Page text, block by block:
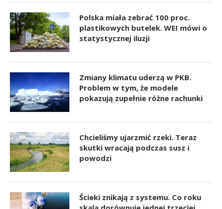
Polska miała zebrać 100 proc.
plastikowych butelek. WEI mówi o
statystycznej iluzji
Zmiany klimatu uderzą w PKB.
Problem w tym, że modele
pokazują zupełnie różne rachunki
Chcieliśmy ujarzmić rzeki. Teraz
skutki wracają podczas susz i
powodzi
Ścieki znikają z systemu. Co roku